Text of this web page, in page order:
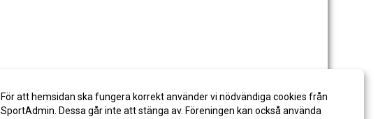
För att hemsidan ska fungera korrekt använder vi nödvändiga cookies från
SportAdmin. Dessa går inte att stänga av. Föreningen kan också använda